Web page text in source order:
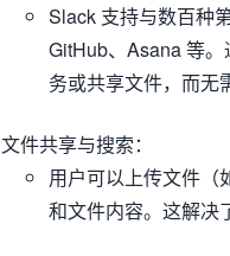
Slack 支持与数百种
GitHub、Asana 等
务或共享文件，而无
文件共享与搜索：
用户可以上传文件（
和文件内容。这解决